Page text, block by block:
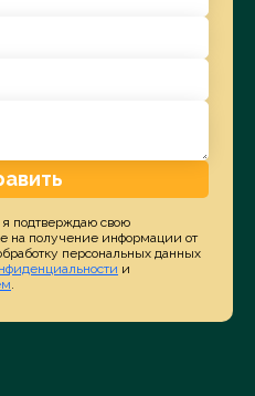
подтверждаю свою
на получение информации от
персональных данных
и
.